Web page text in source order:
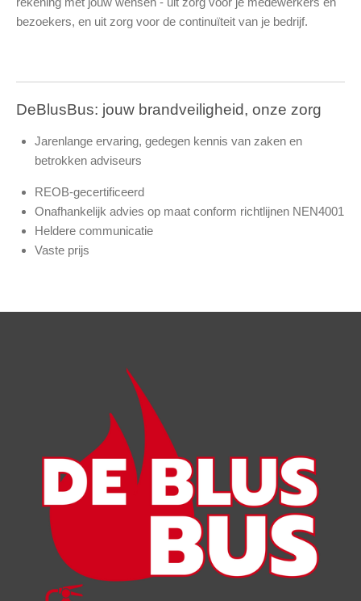
bezoekers, en uit zorg voor de continuïteit van je bedrijf.
DeBlusBus: jouw brandveiligheid, onze zorg
Jarenlange ervaring, gedegen kennis van zaken en
betrokken adviseurs
REOB-gecertificeerd
Onafhankelijk advies op maat conform richtlijnen NEN4001
Heldere communicatie
Vaste prijs